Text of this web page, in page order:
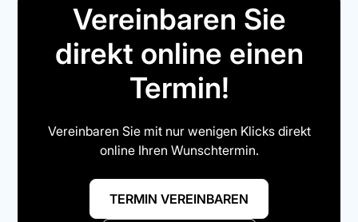
Vereinbaren Sie
direkt online einen
Termin!
Vereinbaren Sie mit nur wenigen Klicks direkt
online Ihren Wunschtermin.
TERMIN VEREINBAREN